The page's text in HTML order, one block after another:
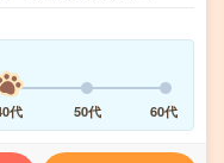
代 50代 60代